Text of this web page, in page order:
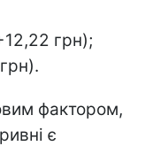
грн);
фактором,
є